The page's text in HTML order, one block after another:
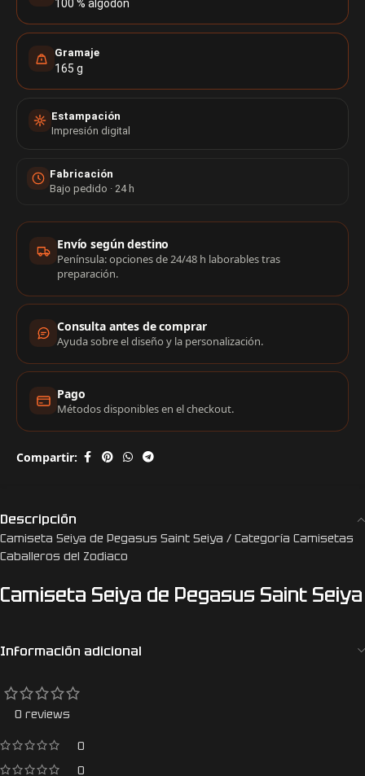
100 % algodón
Gramaje
165 g
Estampación
Impresión digital
Fabricación
Bajo pedido · 24 h
Información de compra
Envío según destino
Península: opciones de 24/48 h laborables tras
preparación.
Consulta antes de comprar
Ayuda sobre el diseño y la personalización.
Pago
Métodos disponibles en el checkout.
Compartir:
Descripción
Camiseta Seiya de Pegasus Saint Seiya / Categoría Camisetas
Caballeros del Zodiaco
Camiseta Seiya de Pegasus Saint Seiya
Información adicional
0 reviews
0
0